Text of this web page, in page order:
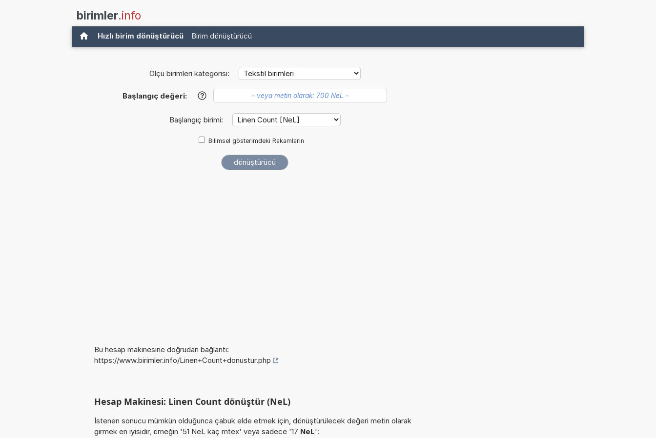
birimler.info
Hızlı birim dönüştürücü Birim dönüştürücü
Ölçü birimleri kategorisi:
Başlangıç değeri: ?
Başlangıç birimi:
Bilimsel gösterimdeki Rakamların
Bu hesap makinesine doğrudan bağlantı:
https://www.birimler.info/Linen+Count+donustur.php
Hesap Makinesi: Linen Count dönüştür (NeL)
İstenen sonucu mümkün olduğunca çabuk elde etmek için, dönüştürülecek değeri metin olarak
girmek en iyisidir, örneğin '51 NeL kaç mtex' veya sadece '17 NeL':